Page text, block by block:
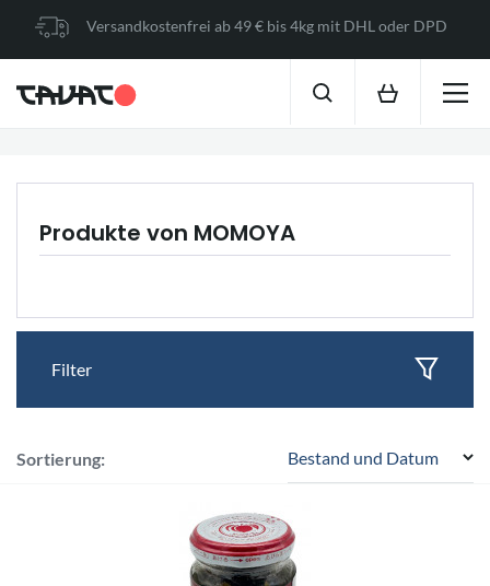
Versandkostenfrei ab 49 € bis 4kg mit DHL oder DPD
Produkte von MOMOYA
Filter
Sortierung: Bestand und Datum